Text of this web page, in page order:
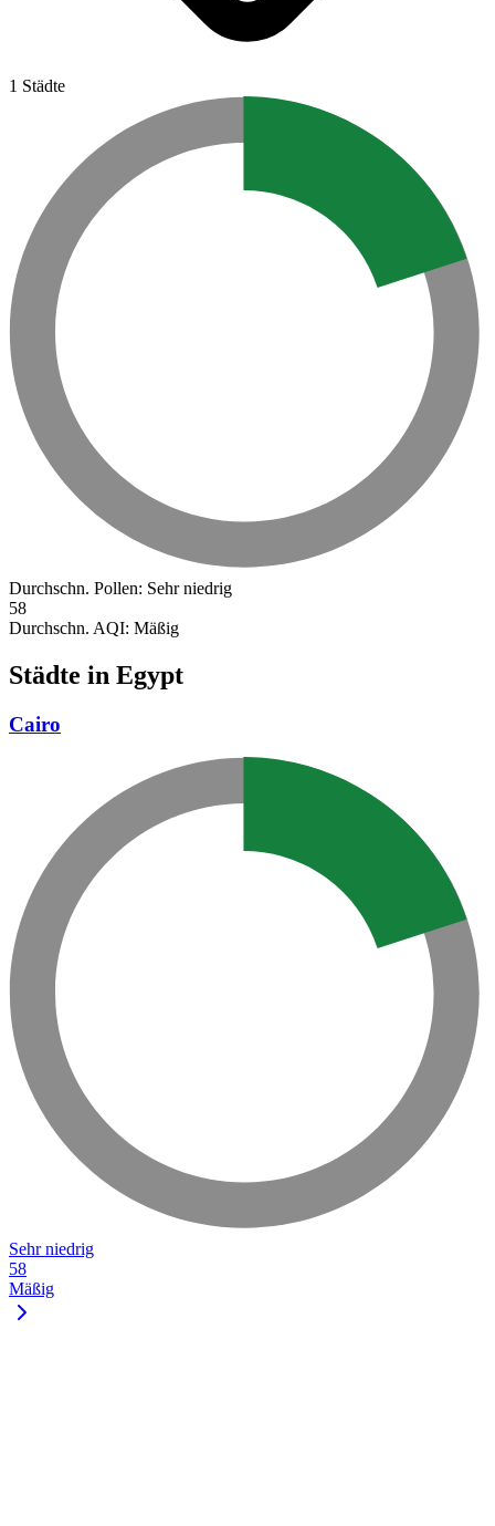
1 Städte
Durchschn. Pollen: Sehr niedrig
58
Durchschn. AQI: Mäßig
Städte in Egypt
Cairo
Sehr niedrig
58
Mäßig